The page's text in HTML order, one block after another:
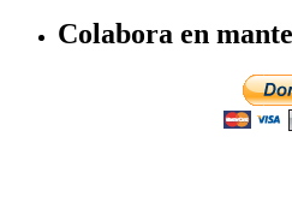
Colabora en